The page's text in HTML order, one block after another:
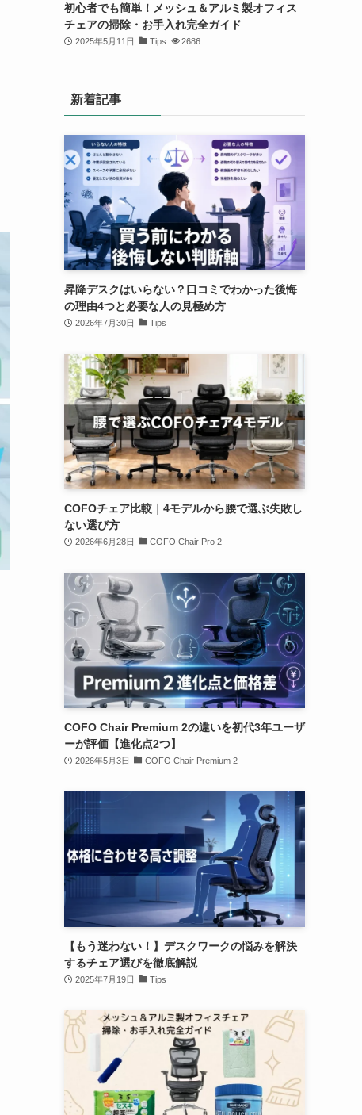
初心者でも簡単！メッシュ＆アルミ製オフィス
チェアの掃除・お手入れ完全ガイド
2025年5月11日 Tips 2686
新着記事
昇降デスクはいらない？口コミでわかった後悔
の理由4つと必要な人の見極め方
2026年7月30日 Tips
COFOチェア比較｜4モデルから腰で選ぶ失敗し
ない選び方
2026年6月28日 COFO Chair Pro 2
COFO Chair Premium 2の違いを初代3年ユーザ
ーが評価【進化点2つ】
2026年5月3日 COFO Chair Premium 2
【もう迷わない！】デスクワークの悩みを解決
するチェア選びを徹底解説
2025年7月19日 Tips